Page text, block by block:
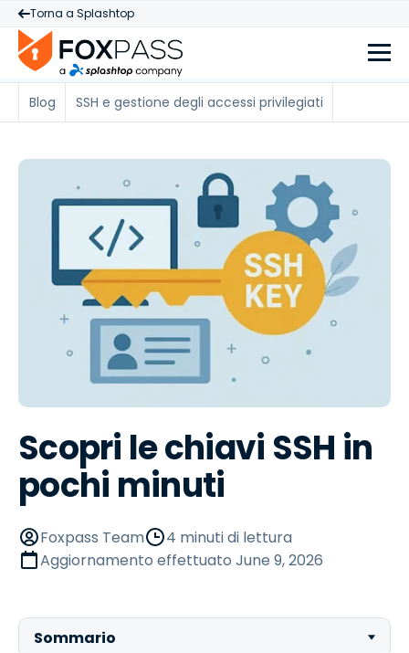
Torna a Splashtop
Blog SSH e gestione degli accessi privilegiati
Scopri le chiavi SSH in
pochi minuti
Foxpass Team
4 minuti di lettura
Aggiornamento effettuato June 9, 2026
Sommario